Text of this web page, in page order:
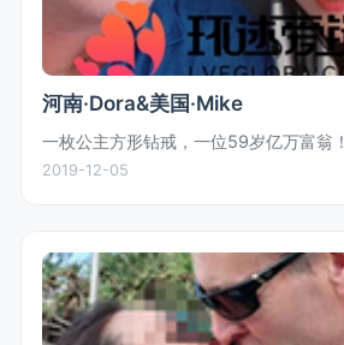
河南·Dora&美国·Mike
一枚公主方形钻戒，一位59岁亿万富翁！
2019-12-05